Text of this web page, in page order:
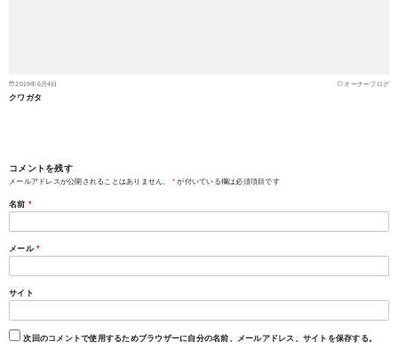
2019年6月4日 オーナーブログ
クワガタ
コメントを残す
メールアドレスが公開されることはありません。 * が付いている欄は必須項目です
名前 *
メール *
サイト
次回のコメントで使用するためブラウザーに自分の名前、メールアドレス、サイトを保存する。